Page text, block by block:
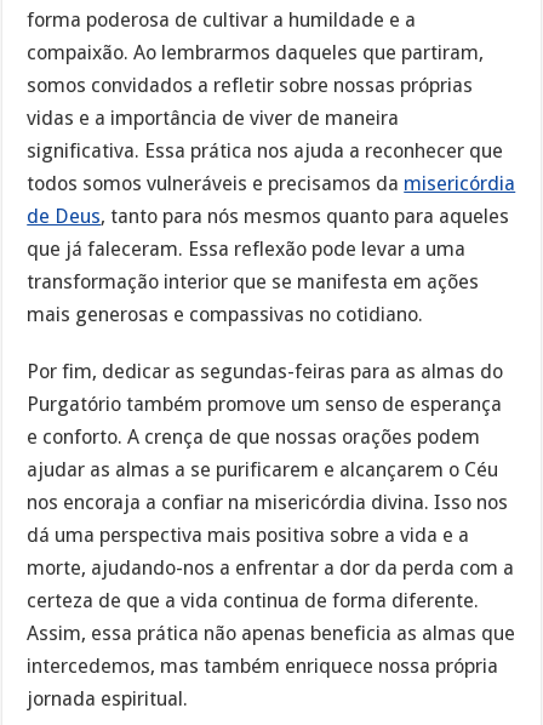
forma poderosa de cultivar a humildade e a
compaixão. Ao lembrarmos daqueles que partiram,
somos convidados a refletir sobre nossas próprias
vidas e a importância de viver de maneira
significativa. Essa prática nos ajuda a reconhecer que
todos somos vulneráveis e precisamos da misericórdia
de Deus, tanto para nós mesmos quanto para aqueles
que já faleceram. Essa reflexão pode levar a uma
transformação interior que se manifesta em ações
mais generosas e compassivas no cotidiano.
Por fim, dedicar as segundas-feiras para as almas do
Purgatório também promove um senso de esperança
e conforto. A crença de que nossas orações podem
ajudar as almas a se purificarem e alcançarem o Céu
nos encoraja a confiar na misericórdia divina. Isso nos
dá uma perspectiva mais positiva sobre a vida e a
morte, ajudando-nos a enfrentar a dor da perda com a
certeza de que a vida continua de forma diferente.
Assim, essa prática não apenas beneficia as almas que
intercedemos, mas também enriquece nossa própria
jornada espiritual.